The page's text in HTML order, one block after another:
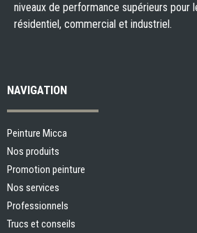
niveaux de performance supérieurs pour
résidentiel, commercial et industriel.
NAVIGATION
Peinture Micca
Nos produits
Promotion peinture
Nos services
Professionnels
Trucs et conseils